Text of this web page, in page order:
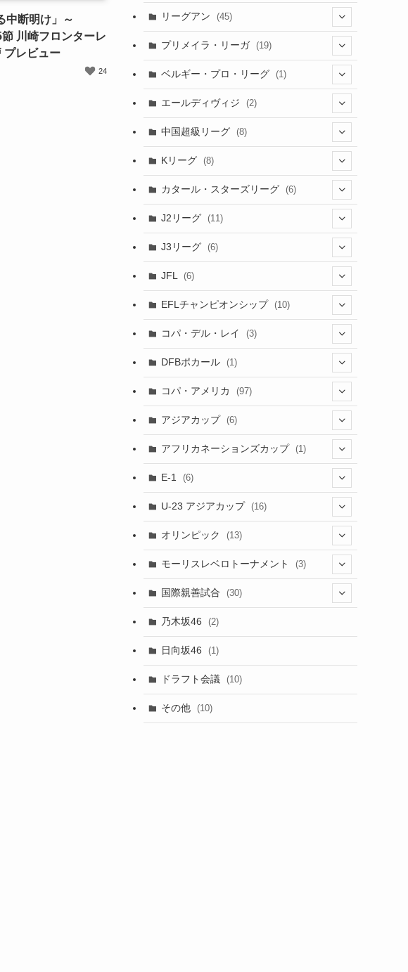
中断明け」～
川崎フロンターレ
プレビュー
24
(6)
(1)
(3)
(2)
(16)
(9)
(6)
(46)
(1)
(1)
リーグアン (45)
(5)
(15)
(19)
プリメイラ・リーガ (19)
(6)
ベルギー・プロ・リーグ (1)
エールディヴィジ (2)
中国超級リーグ (8)
(3)
Kリーグ (8)
(8)
カタール・スターズリーグ (6)
J2リーグ (11)
(1)
J3リーグ (6)
JFL (6)
(3)
(3)
EFLチャンピオンシップ (10)
コパ・デル・レイ (3)
DFBポカール (1)
コパ・アメリカ (97)
(32)
(48)
(7)
(11)
アジアカップ (6)
(5)
アフリカネーションズカップ (1)
E-1 (6)
(4)
(2)
U-23 アジアカップ (16)
(2)
オリンピック (13)
(8)
モーリスレベロトーナメント (3)
国際親善試合 (30)
(1)
(7)
乃木坂46 (2)
日向坂46 (1)
ドラフト会議 (10)
その他 (10)